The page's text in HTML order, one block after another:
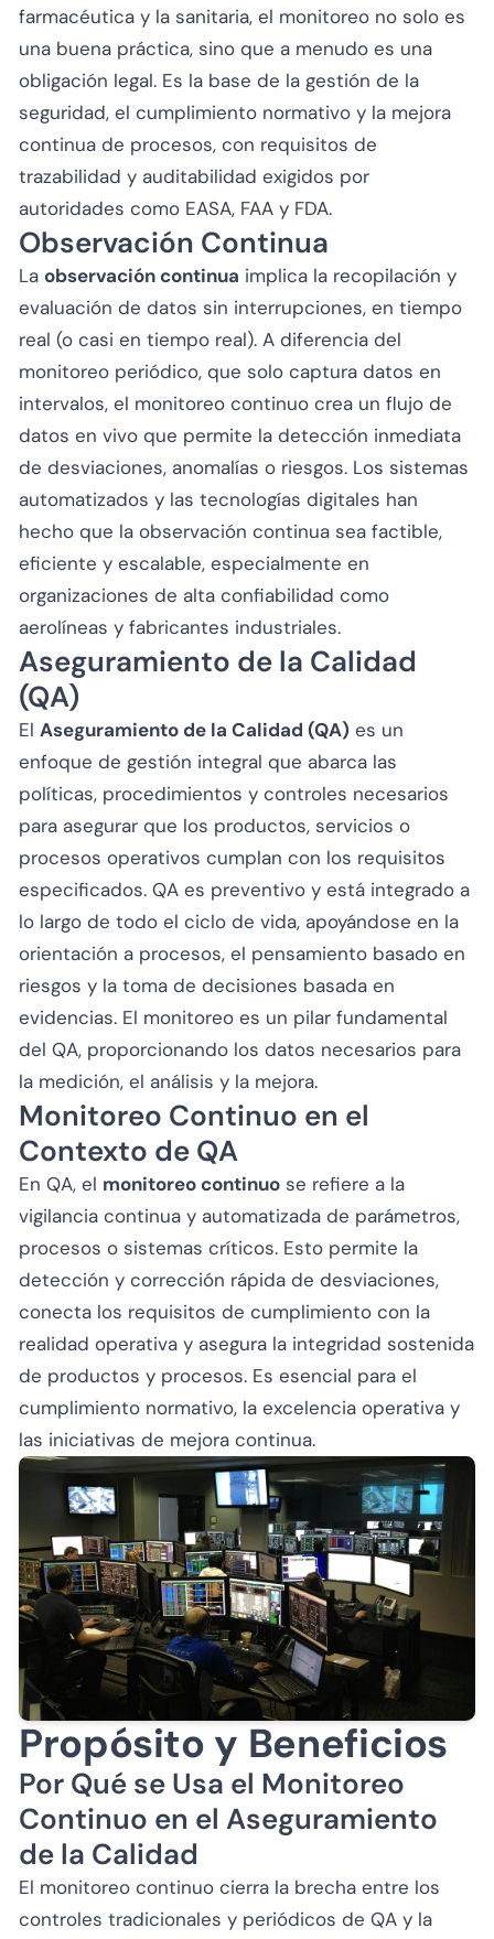
farmacéutica y la sanitaria, el monitoreo no solo es
una buena práctica, sino que a menudo es una
obligación legal. Es la base de la gestión de la
seguridad, el cumplimiento normativo y la mejora
continua de procesos, con requisitos de
trazabilidad y auditabilidad exigidos por
autoridades como EASA, FAA y FDA.
Observación Continua
La observación continua implica la recopilación y
evaluación de datos sin interrupciones, en tiempo
real (o casi en tiempo real). A diferencia del
monitoreo periódico, que solo captura datos en
intervalos, el monitoreo continuo crea un flujo de
datos en vivo que permite la detección inmediata
de desviaciones, anomalías o riesgos. Los sistemas
automatizados y las tecnologías digitales han
hecho que la observación continua sea factible,
eficiente y escalable, especialmente en
organizaciones de alta confiabilidad como
aerolíneas y fabricantes industriales.
Aseguramiento de la Calidad
(QA)
El Aseguramiento de la Calidad (QA) es un
enfoque de gestión integral que abarca las
políticas, procedimientos y controles necesarios
para asegurar que los productos, servicios o
procesos operativos cumplan con los requisitos
especificados. QA es preventivo y está integrado a
lo largo de todo el ciclo de vida, apoyándose en la
orientación a procesos, el pensamiento basado en
riesgos y la toma de decisiones basada en
evidencias. El monitoreo es un pilar fundamental
del QA, proporcionando los datos necesarios para
la medición, el análisis y la mejora.
Monitoreo Continuo en el
Contexto de QA
En QA, el monitoreo continuo se refiere a la
vigilancia continua y automatizada de parámetros,
procesos o sistemas críticos. Esto permite la
detección y corrección rápida de desviaciones,
conecta los requisitos de cumplimiento con la
realidad operativa y asegura la integridad sostenida
de productos y procesos. Es esencial para el
cumplimiento normativo, la excelencia operativa y
las iniciativas de mejora continua.
Propósito y Beneficios
Por Qué se Usa el Monitoreo
Continuo en el Aseguramiento
de la Calidad
El monitoreo continuo cierra la brecha entre los
controles tradicionales y periódicos de QA y la